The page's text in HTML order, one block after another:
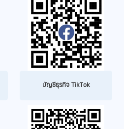
บัญชีธุรกิจ TikTok